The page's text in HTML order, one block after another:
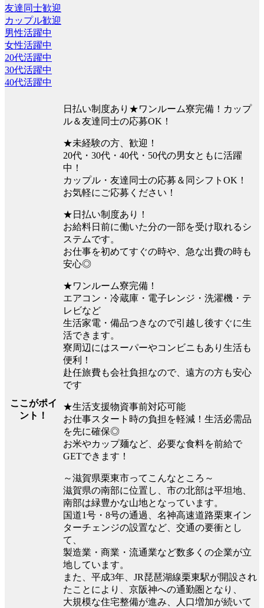
友達同士歓迎
カップル歓迎
男性活躍中
女性活躍中
20代活躍中
30代活躍中
40代活躍中
ここがポイ
ント！
日払い制度あり★ワンルーム寮完備！カップ
ル＆友達同士の応募OK！
★未経験の方、歓迎！
20代・30代・40代・50代の男女ともに活躍
中！
カップル・友達同士の応募＆同シフトOK！
お気軽にご応募ください！
★日払い制度あり！
お給料日前に働いた分の一部を受け取れるシ
ステムです。
お仕事を初めてすぐの時や、急な出費の時も
安心◎
★ワンルーム寮完備！
エアコン・冷蔵庫・電子レンジ・洗濯機・テ
レビなど
生活家電・備品つきなので引越し後すぐに生
活できます。
寮周辺にはスーパーやコンビニもあり生活も
便利！
赴任旅費も会社負担なので、遠方の方も安心
です
★生活支援物資事前対応可能
お仕事スタート時の負担を軽減！生活必需品
を先に確保◎
お米やカップ麺など、必要な食料を前給で
GETできます！
～滋賀県栗東市ってこんなところ～
滋賀県の南部に位置し、市の北部は平坦地、
南部は緑豊かな山地となっています。
国道1号・8号の通過、名神高速道路栗東イン
ターチェンジの設置など、交通の要衝とし
て、
製造業・商業・流通業など数多くの企業が立
地しています。
また、平成3年、JR琵琶湖線栗東駅が開設され
たことにより、京阪神への通勤圏となり、
大規模な住宅整備が進み、人口増加が続いて